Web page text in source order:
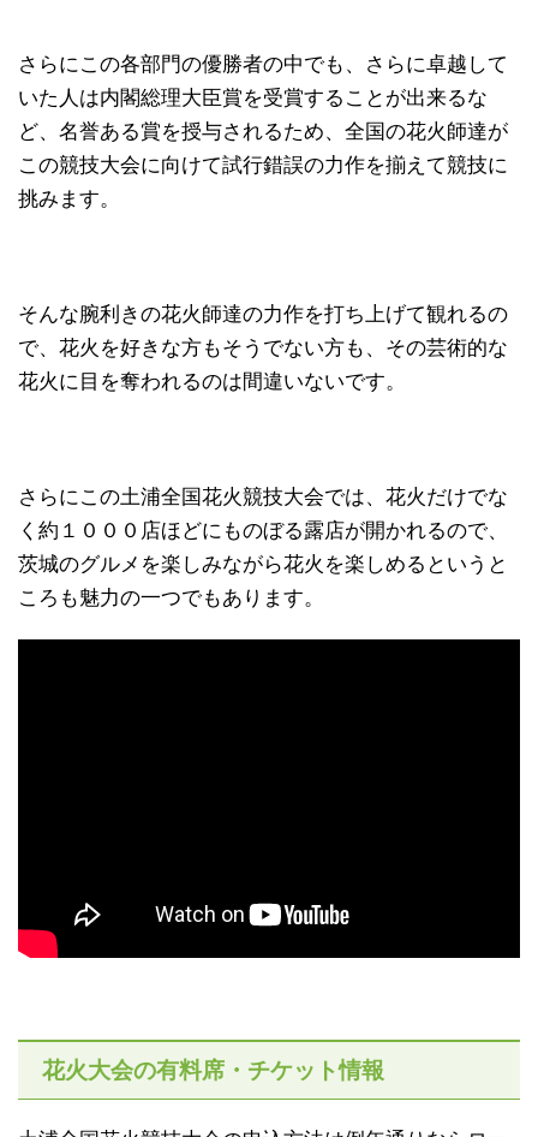
さらにこの各部門の優勝者の中でも、さらに卓越して
いた人は内閣総理大臣賞を受賞することが出来るな
ど、名誉ある賞を授与されるため、全国の花火師達が
この競技大会に向けて試行錯誤の力作を揃えて競技に
挑みます。
そんな腕利きの花火師達の力作を打ち上げて観れるの
で、花火を好きな方もそうでない方も、その芸術的な
花火に目を奪われるのは間違いないです。
さらにこの土浦全国花火競技大会では、花火だけでな
く約１０００店ほどにものぼる露店が開かれるので、
茨城のグルメを楽しみながら花火を楽しめるというと
ころも魅力の一つでもあります。
花火大会の有料席・チケット情報